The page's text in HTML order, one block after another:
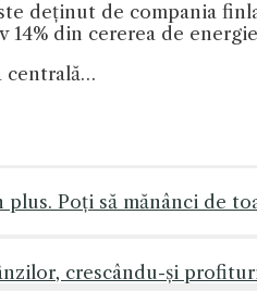
deținut de compania
14% din cererea de
centrală…
Poți să mănânci de
crescându-și